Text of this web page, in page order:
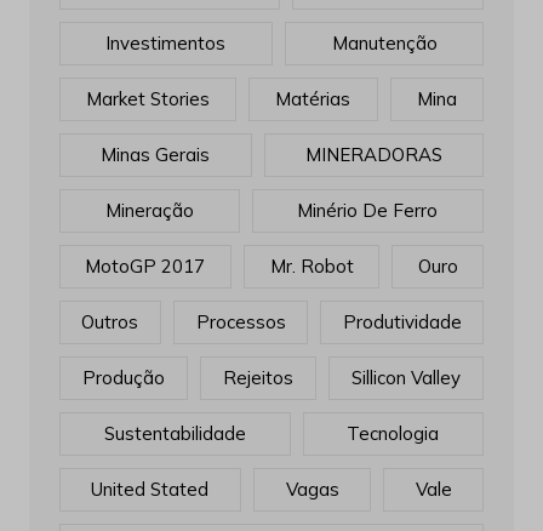
Investimentos Manutenção
Market Stories Matérias Mina
Minas Gerais MINERADORAS
Mineração Minério De Ferro
MotoGP 2017 Mr. Robot Ouro
Outros Processos Produtividade
Produção Rejeitos Sillicon Valley
Sustentabilidade Tecnologia
United Stated Vagas Vale